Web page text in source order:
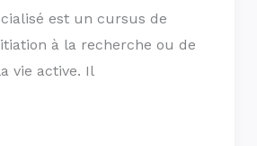
est un cursus de
à la recherche ou de
vie active. Il